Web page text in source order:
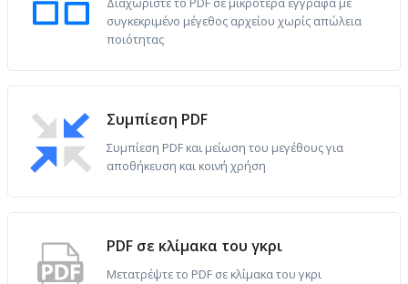
συγκεκριμένο μέγεθος αρχείου χωρίς απώλεια
ποιότητας
Συμπίεση PDF
Συμπίεση PDF και μείωση του μεγέθους για
αποθήκευση και κοινή χρήση
PDF σε κλίμακα του γκρι
Μετατρέψτε το PDF σε κλίμακα του γκρι